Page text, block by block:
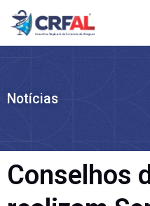
Ir
para
Notícias
Conselhos